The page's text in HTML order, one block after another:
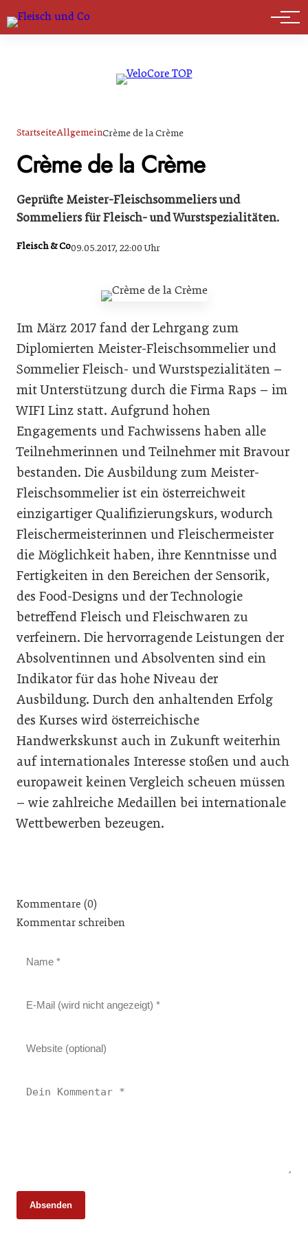
Marktführer
StartseiteAllgemeinCrème de la Crème
Crème de la Crème
Geprüfte Meister-Fleischsommeliers und
Sommeliers für Fleisch- und Wurstspezialitäten.
Fleisch & Co09.05.2017, 22:00 Uhr
Im März 2017 fand der Lehrgang zum
Diplomierten Meister-Fleischsommelier und
Sommelier Fleisch- und Wurstspezialitäten –
mit Unterstützung durch die Firma Raps – im
WIFI Linz statt. Aufgrund hohen
Engagements und Fachwissens haben alle
Teilnehmerinnen und Teilnehmer mit Bravour
bestanden. Die Ausbildung zum Meister-
Fleischsommelier ist ein österreichweit
einzigartiger Qualifizierungskurs, wodurch
Fleischermeisterinnen und Fleischermeister
die Möglichkeit haben, ihre Kenntnisse und
Fertigkeiten in den Bereichen der Sensorik,
des Food-Designs und der Technologie
betreffend Fleisch und Fleischwaren zu
verfeinern. Die hervorragende Leistungen der
Absolventinnen und Absolventen sind ein
Indikator für das hohe Niveau der
Ausbildung. Durch den anhaltenden Erfolg
des Kurses wird österreichische
Handwerkskunst auch in Zukunft weiterhin
auf internationales Interesse stoßen und auch
europaweit keinen Vergleich scheuen müssen
– wie zahlreiche Medaillen bei internationale
Wettbewerben bezeugen.
Kommentare (0)
Kommentar schreiben
Absenden